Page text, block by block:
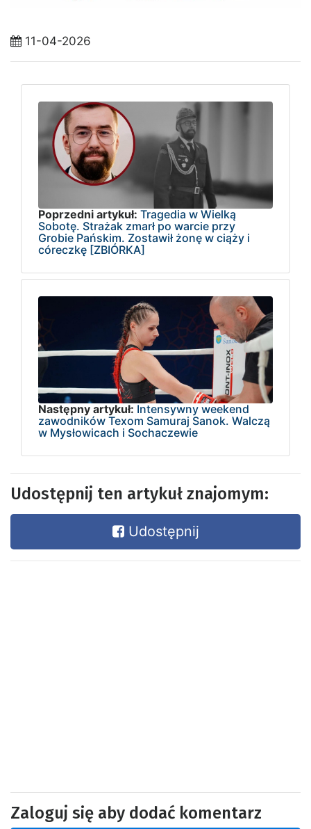
11-04-2026
Poprzedni artykuł: Tragedia w Wielką
Sobotę. Strażak zmarł po warcie przy
Grobie Pańskim. Zostawił żonę w ciąży i
córeczkę [ZBIÓRKA]
Następny artykuł: Intensywny weekend
zawodników Texom Samuraj Sanok. Walczą
w Mysłowicach i Sochaczewie
Udostępnij ten artykuł znajomym:
Udostępnij
Zaloguj się aby dodać komentarz